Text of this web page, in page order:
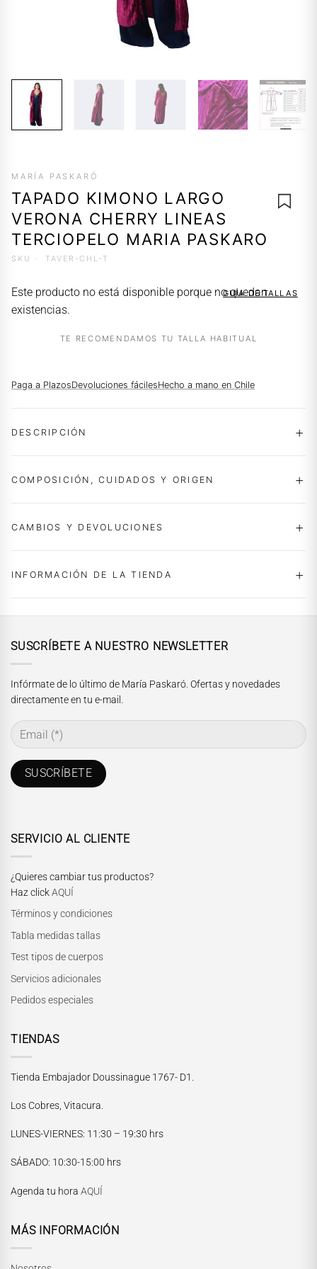
MARÍA PASKARÓ
TAPADO KIMONO LARGO
VERONA CHERRY LINEAS
TERCIOPELO MARIA PASKARO
SKU · TAVER-CHL-T
GUÍA DE TALLAS
Este producto no está disponible porque no quedan
existencias.
TE RECOMENDAMOS TU TALLA HABITUAL
Paga a PlazosDevoluciones fácilesHecho a mano en Chile
DESCRIPCIÓN
COMPOSICIÓN, CUIDADOS Y ORIGEN
CAMBIOS Y DEVOLUCIONES
INFORMACIÓN DE LA TIENDA
SUSCRÍBETE A NUESTRO NEWSLETTER
Infórmate de lo último de María Paskaró. Ofertas y novedades
directamente en tu e-mail.
SERVICIO AL CLIENTE
¿Quieres cambiar tus productos?
Haz clickAQUÍ
Términos y condiciones
Tabla medidas tallas
Test tipos de cuerpos
Servicios adicionales
Pedidos especiales
TIENDAS
Tienda Embajador Doussinague 1767- D1.
Los Cobres, Vitacura.
LUNES-VIERNES: 11:30 – 19:30 hrs
SÁBADO: 10:30-15:00 hrs
Agenda tu hora AQUÍ
MÁS INFORMACIÓN
María Paskaró